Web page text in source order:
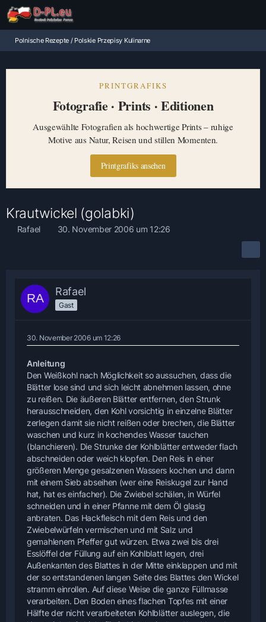
Polnische Rezepte / Polskie Przepisy Kulinarne
PRINTGRAFIKS
Fotografie · Prints · Editionen
Ausgewählte Fotografien als hochwertige Prints – ruhige
Motive aus Natur, Reisen und stillen Momenten.
Printgrafiks ansehen
Krautwickel (golabki)
Rafael 30. November 2006 um 12:26
Rafael
Gast
30. November 2006 um 12:26
Anleitung
Den Weißkohl nach Möglichkeit so aussuchen, dass die
Blätter lose sind und sich leicht abnehmen lassen, ohne
zu reißen. Die äußeren Blätter entfernen, den Strunk
herausschneiden, den Kohl vorsichtig in einzelne Blätter
zerlegen damit sie nicht reißen oder brechen, die Blätter
waschen und kurz in kochendes Wasser tauchen
(blanchieren). Die Strunke der Kohlblätter entweder flach
abschneiden oder weich klopfen. Den Reis in einer
größeren Menge gesalzenen Wassers kochen und dann
mit einem Sieb abseihen (wer eine Reiskugel zur Hand
hat, hat es einfacher). Die Zwiebel schälen, in Würfel
schneiden und in einer Pfanne mit dem Öl glasig
anbraten. Das Hackfleisch mit dem Reis und den
Zwiebelwürfeln vermischen und mit Salz und
gemahlenem Pfeffer gut würzen. Etwa zwei bis drei
Esslöffel der Füllung auf ein Kohlblatt legen, drei
Außenkanten des Blattes in der Mitte einklappen und mit
der so entstandenen langen Seite des Blattes den Wickel
stramm einrollen. Auf diese Weise die ganze Füllmasse
verarbeiten. Den Boden eines flachen Topfes mit einer
Hälfte der nicht verarbeiteten Kohlblätter auslegen, die